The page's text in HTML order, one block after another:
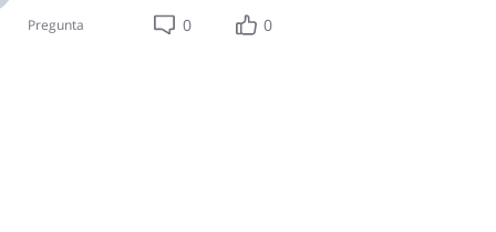
Pregunta
0 0